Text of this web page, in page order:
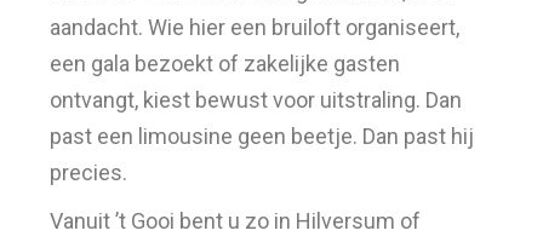
aandacht. Wie hier een bruiloft organiseert,
een gala bezoekt of zakelijke gasten
ontvangt, kiest bewust voor uitstraling. Dan
past een limousine geen beetje. Dan past hij
precies.
Vanuit ’t Gooi bent u zo in Hilversum of